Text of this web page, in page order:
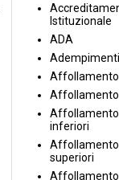
Istituzionale
ADA
Adempimenti
Affollamento
inferiori
Affollamento
superiori
Affollamento